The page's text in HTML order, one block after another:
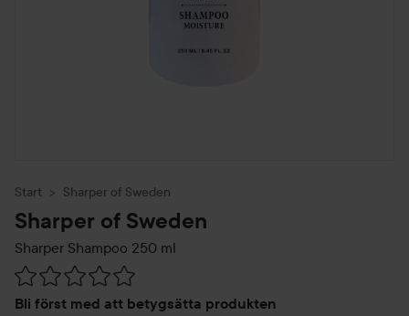
Start Sharper of Sweden
Sharper of Sweden
Sharper Shampoo 250 ml
Bli först med att betygsätta produkten
Hoppa till Betyg & kommentarer